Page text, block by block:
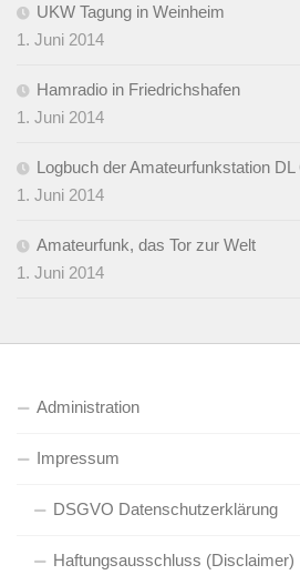
UKW Tagung in Weinheim
1. Juni 2014
Hamradio in Friedrichshafen
1. Juni 2014
Logbuch der Amateurfunkstation DL
1. Juni 2014
Amateurfunk, das Tor zur Welt
1. Juni 2014
Administration
Impressum
DSGVO Datenschutzerklärung
Haftungsausschluss (Disclaimer)